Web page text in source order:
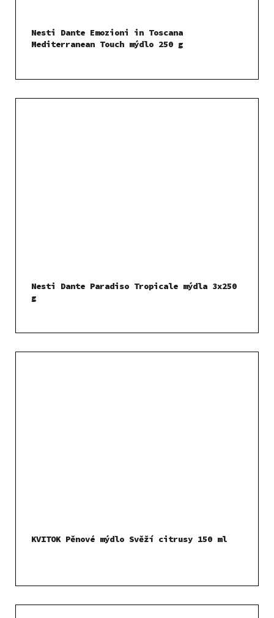
Nesti Dante Emozioni in Toscana
Mediterranean Touch mýdlo 250 g
Nesti Dante Paradiso Tropicale mýdla 3x250
g
KVITOK Pěnové mýdlo Svěží citrusy 150 ml